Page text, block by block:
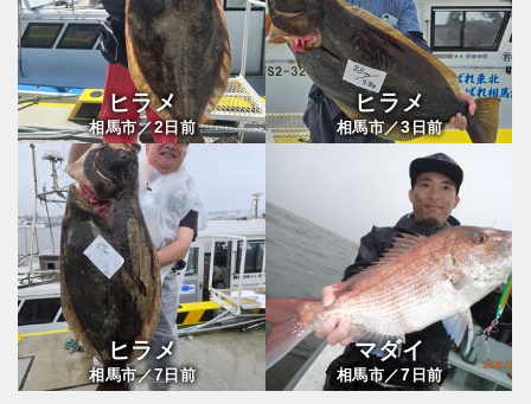
ヒラメ
相馬市／2日前
ヒラメ
相馬市／3日前
ヒラメ
相馬市／7日前
マダイ
相馬市／7 日前